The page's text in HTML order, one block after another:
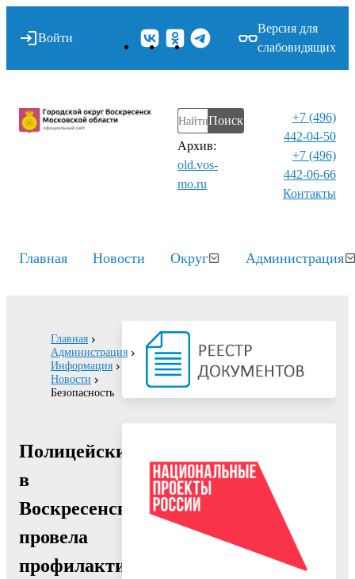
Войти
Версия для
слабовидящих
Поиск
Архив:
old.vos-
mo.ru
+7 (496)
442-04-50
+7 (496)
442-06-66
Контакты⁠
Главная Новости Округ Администрация
Главная
Администрация
Информация
Новости
Безопасность
Полицейский
в
Воскресенске
провела
профилактические